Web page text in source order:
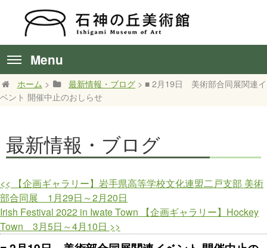
Menu
ホーム > 最新情報・ブログ > ■ 2月19日 美術部合同展関連イ
ベント 開催中止のおしらせ
最新情報・ブログ
<< 【企画ギャラリー】岩手県高等学校文化連盟二戸支部 美術
部合同展 1月29日～2月20日
Irish Festival 2022 in Iwate Town 【企画ギャラリー】Hockey
Town 3月5日～4月10日 >>